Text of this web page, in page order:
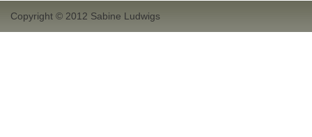
Copyright © 2012 Sabine Ludwigs